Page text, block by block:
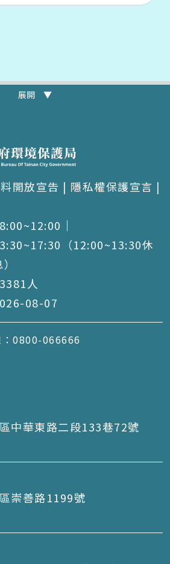
展開 ▼
開放宣告 | 隱私權保護宣言 |
｜
（12:00~13:30休
人
08-07
：0800-066666
中華東路二段133巷72號
崇善路1199號